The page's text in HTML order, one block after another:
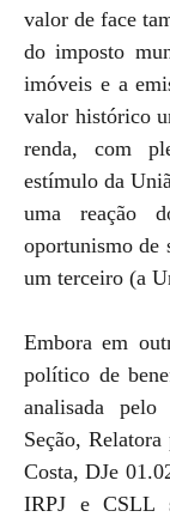
valor de face
do imposto
imóveis e a
valor histórico
renda, com
estímulo da
uma reação
oportunismo de
um terceiro (a
Embora em
político de
analisada
Seção,
Costa, DJe
IRPJ e CSLL